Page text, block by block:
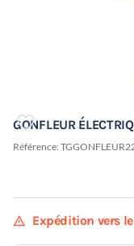
GONFLEUR
Référence:
warning Expédition vers